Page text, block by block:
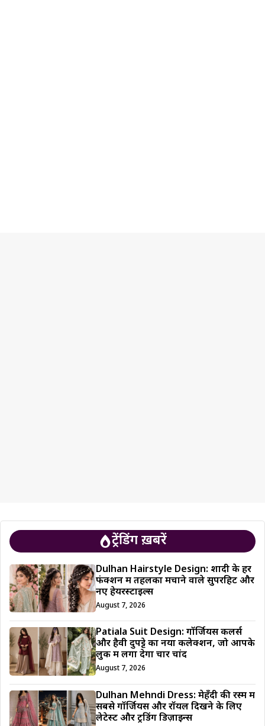
ट्रेंडिंग ख़बरें
Dulhan Hairstyle Design: शादी के हर
फंक्शन में तहलका मचाने वाले सुपरहिट और
नए हेयरस्टाइल्स
August 7, 2026
Patiala Suit Design: गॉर्जियस कलर्स
और हैवी दुपट्टे का नया कलेक्शन, जो आपके
लुक में लगा देगा चार चांद
August 7, 2026
Dulhan Mehndi Dress: मेहँदी की रस्म में
सबसे गॉर्जियस और रॉयल दिखने के लिए
लेटेस्ट और ट्रेंडिंग डिज़ाइन्स